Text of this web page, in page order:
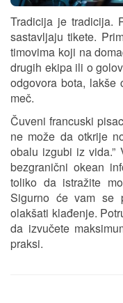
Tradicija je tradicija.
sastavljaju tikete.
timovima koji na
drugih ekipa ili o
odgovora bota, lakše
meč.
Čuveni francuski
ne može da otkrije
obalu izgubi iz vida.”
bezgranični okean
toliko da istražite
Sigurno će vam se
olakšati klađenje.
da izvučete
praksi.